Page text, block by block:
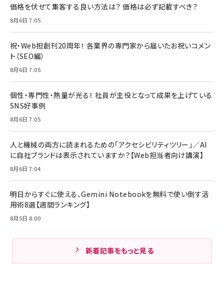
価格を伏せて集客する良い方法は？ 価格は必ず記載すべき？
8月6日 7:05
祝・Web担創刊20周年！ 各業界の専門家から届いたお祝いコメン
ト（SEO編）
8月6日 7:05
個性・専門性・熱量が光る！ 社員が主役となって成果を上げている
SNS好事例
8月6日 7:05
人と機械の両方に読まれるための「アクセシビリティツリー」／AI
に自社ブランドは表示されていますか？【Web担当者向け講演】
8月6日 7:04
明日からすぐに使える、Gemini Notebookを無料で使い倒す活
用術8選【週間ランキング】
8月5日 8:00
新着記事をもっと見る